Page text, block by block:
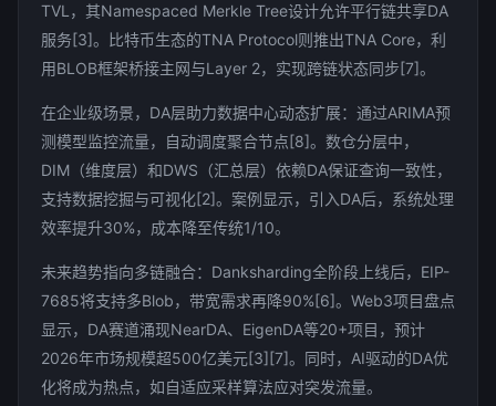
TVL，其Namespaced Merkle Tree设计允许平行链共享DA
服务[3]。比特币生态的TNA Protocol则推出TNA Core，利
用BLOB框架桥接主网与Layer 2，实现跨链状态同步[7]。
在企业级场景，DA层助力数据中心动态扩展：通过ARIMA预
测模型监控流量，自动调度聚合节点[8]。数仓分层中，
DIM（维度层）和DWS（汇总层）依赖DA保证查询一致性，
支持数据挖掘与可视化[2]。案例显示，引入DA后，系统处理
效率提升30%，成本降至传统1/10。
未来趋势指向多链融合：Danksharding全阶段上线后，EIP-
7685将支持多Blob，带宽需求再降90%[6]。Web3项目盘点
显示，DA赛道涌现NearDA、EigenDA等20+项目，预计
2026年市场规模超500亿美元[3][7]。同时，AI驱动的DA优
化将成为热点，如自适应采样算法应对突发流量。